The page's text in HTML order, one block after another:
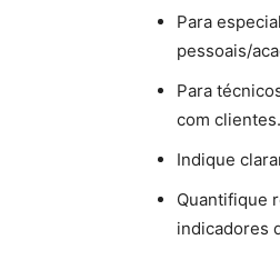
Para
pessoais/
Para
com clientes.
Indique
Quantifique
indicadores